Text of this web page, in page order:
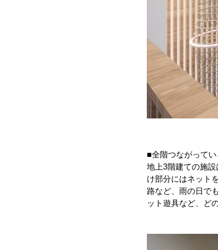
■全階つながって
地上3階建ての施
け部分にはネット
路など、雨の日で
ット遊具など、ど